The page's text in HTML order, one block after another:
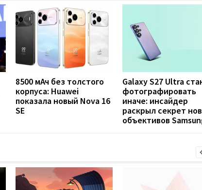
8500 мАч без толстого
корпуса: Huawei
показала новый Nova 16
SE
Galaxy S27 Ultra
фотографировать
иначе: инсайдер
раскрыл секрет
объективов